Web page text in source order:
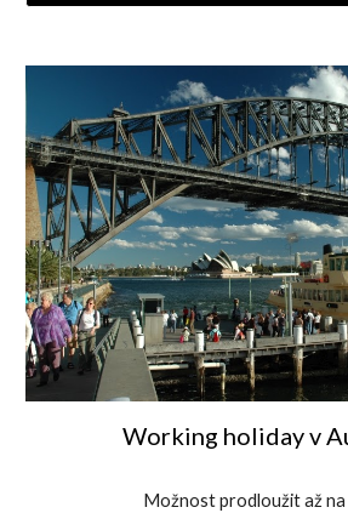
Working holiday v
Možnost prodloužit až